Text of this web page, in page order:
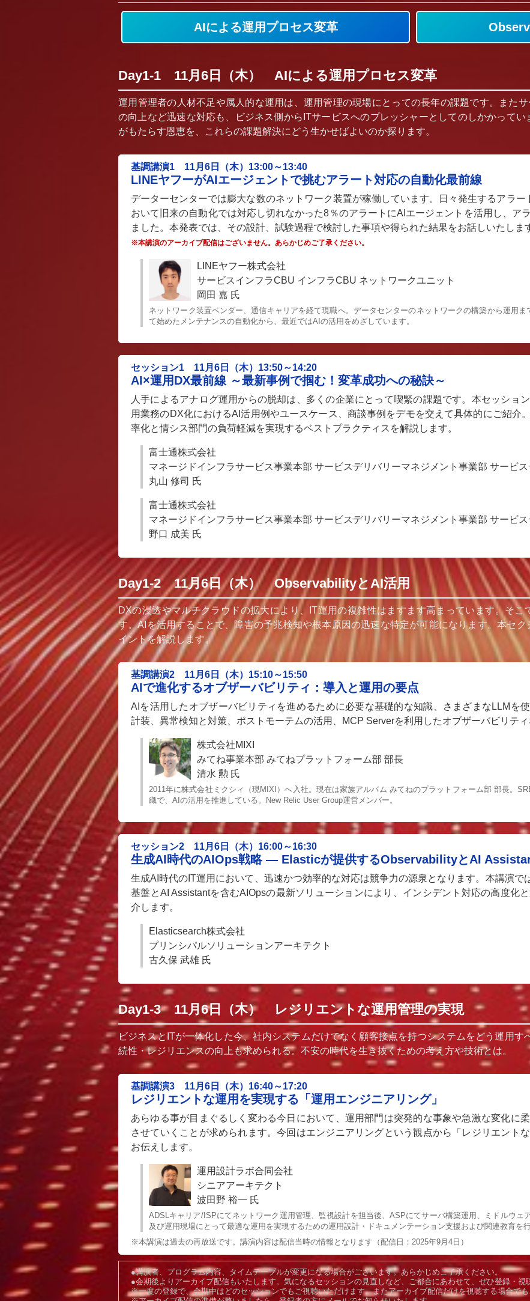
AIによる運用プロセス変革
Day1-1 11月6日（木） AIによる運用プロセス変革
運用管理者の人材不足や属人的な運用は、運用管理の現場にとっての長年の課題です。また
の向上など迅速な対応も、ビジネス側からITサービスへのプレッシャーとしてのしかかって
がもたらす恩恵を、これらの課題解決にどう生かせばよいのか探ります。
基調講演1 11月6日（木）13:00～13:40
LINEヤフーがAIエージェントで挑むアラート対応の自動化最前線
データーセンターでは膨大な数のネットワーク装置が稼働しています。日々発生するアラー
おいて旧来の自動化では対応し切れなかった8％のアラートにAIエージェントを活用し、ア
ました。本発表では、その設計、試験過程で検討した事項や得られた結果をお話しいたしま
※本講演のアーカイブ配信はございません。あらかじめご了承ください。
LINEヤフー株式会社
サービスインフラCBU インフラCBU ネットワークユニット
岡田 嘉 氏
ネットワーク装置ベンダー、通信キャリアを経て現職へ。データセンターのネットワークの構築から運用ま
て始めたメンテナンスの自動化から、最近ではAIの活用をめざしています。
セッション1 11月6日（木）13:50～14:20
AI×運用DX最前線 ～最新事例で掴む！変革成功への秘訣～
人手によるアナログ運用からの脱却は、多くの企業にとって喫緊の課題です。本セッショ
用業務のDX化におけるAI活用例やユースケース、商談事例をデモを交えて具体的にご紹介
率化と情シス部門の負荷軽減を実現するベストプラクティスを解説します。
富士通株式会社
マネージドインフラサービス事業本部 サービスデリバリーマネジメント事業部 サービ
丸山 修司 氏
富士通株式会社
マネージドインフラサービス事業本部 サービスデリバリーマネジメント事業部 サービ
野口 成美 氏
Day1-2 11月6日（木） ObservabilityとAI活用
DXの浸透やマルチクラウドの拡大により、IT運用の複雑性はますます高まっています。そこ
す。AIを活用することで、障害の予兆検知や根本原因の迅速な特定が可能になります。本セ
イントを解説します。
基調講演2 11月6日（木）15:10～15:50
AIで進化するオブザーバビリティ：導入と運用の要点
AIを活用したオブザーバビリティを進めるために必要な基礎的な知識、さまざまなLLMを
計装、異常検知と対策、ポストモーテムの活用、MCP Serverを利用したオブザーバビリティ
株式会社MIXI
みてね事業本部 みてねプラットフォーム部 部長
清水 勲 氏
2011年に株式会社ミクシィ（現MIXI）へ入社。現在は家族アルバム みてねのプラットフォーム部 部長。
織で、AIの活用を推進している。New Relic User Group運営メンバー。
セッション2 11月6日（木）16:00～16:30
生成AI時代のAIOps戦略 ― Elasticが提供するObservabilityとAI
生成AI時代のIT運用において、迅速かつ効率的な対応は競争力の源泉となります。本講演で
基盤とAI Assistantを含むAIOpsの最新ソリューションにより、インシデント対応の高度化
介します。
Elasticsearch株式会社
プリンシパルソリューションアーキテクト
古久保 武雄 氏
Day1-3 11月6日（木） レジリエントな運用管理の実現
ビジネスとITが一体化した今、社内システムだけでなく顧客接点を持つシステムをどう運用す
続性・レジリエンスの向上も求められる。不安の時代を生き抜くための考え方や技術とは。
基調講演3 11月6日（木）16:40～17:20
レジリエントな運用を実現する「運用エンジニアリング」
あらゆる事が目まぐるしく変わる今日において、運用部門は突発的な事象や急激な変化に
させていくことが求められます。今回はエンジニアリングという観点から「レジリエント
お伝えします。
運用設計ラボ合同会社
シニアアーキテクト
波田野 裕一 氏
ADSLキャリア/ISPにてネットワーク運用管理、監視設計を担当後、ASPにてサーバ構築運用、ミドルウェ
及び運用現場にとって最適な運用を実現するための運用設計・ドキュメンテーション支援および関連教育を行
※本講演は過去の再放送です。講演内容は配信当時の情報となります（配信日：2025年9月4日）
●講演者、プログラム内容、タイムテーブルが変更になる場合がございます。あらかじめご了承ください。
●会期後よりアーカイブ配信もいたします。気になるセッションの見直しなど、ご都合にあわせて、ぜひ登録・視
※一度の登録で、会期中はどのセッションでもご視聴いただけます。またアーカイブ配信だけを視聴する場合で